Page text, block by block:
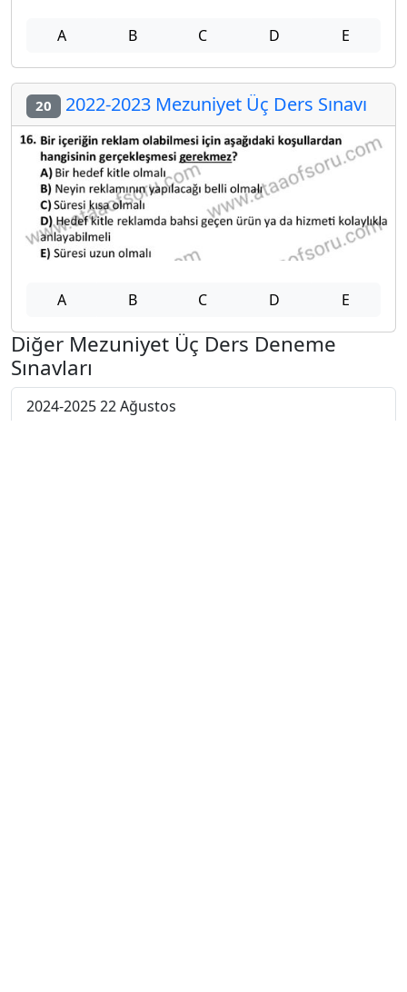
A B C D E
20 2022-2023 Mezuniyet Üç Ders Sınavı
A B C D E
Diğer Mezuniyet Üç Ders Deneme
Sınavları
2024-2025 22 Ağustos